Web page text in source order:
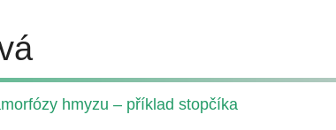
hmyzu – příklad stopčíka